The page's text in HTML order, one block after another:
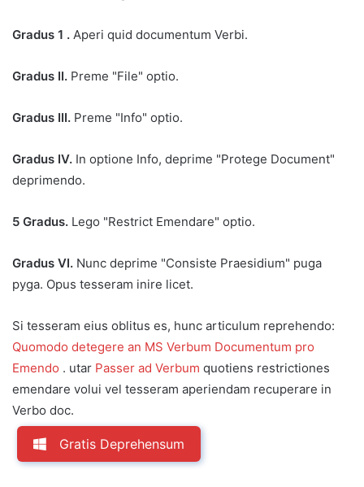
Gradus 1 . Aperi quid documentum Verbi.
Gradus II. Preme "File" optio.
Gradus III. Preme "Info" optio.
Gradus IV. In optione Info, deprime "Protege Document"
deprimendo.
5 Gradus. Lego "Restrict Emendare" optio.
Gradus VI. Nunc deprime "Consiste Praesidium" puga
pyga. Opus tesseram inire licet.
Si tesseram eius oblitus es, hunc articulum reprehendo:
Quomodo detegere an MS Verbum Documentum pro
Emendo . utar Passer ad Verbum quotiens restrictiones
emendare volui vel tesseram aperiendam recuperare in
Verbo doc.
Gratis Deprehensum